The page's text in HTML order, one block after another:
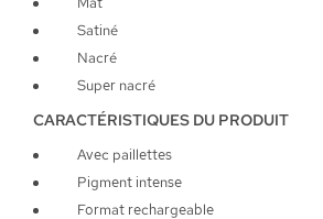
Satiné
Nacré
Super nacré
CARACTÉRISTIQUES DU PRODUIT
Avec paillettes
Pigment intense
Format rechargeable